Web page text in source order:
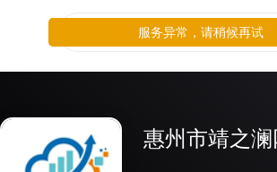
惠州市靖之
服务异常，请稍候再试